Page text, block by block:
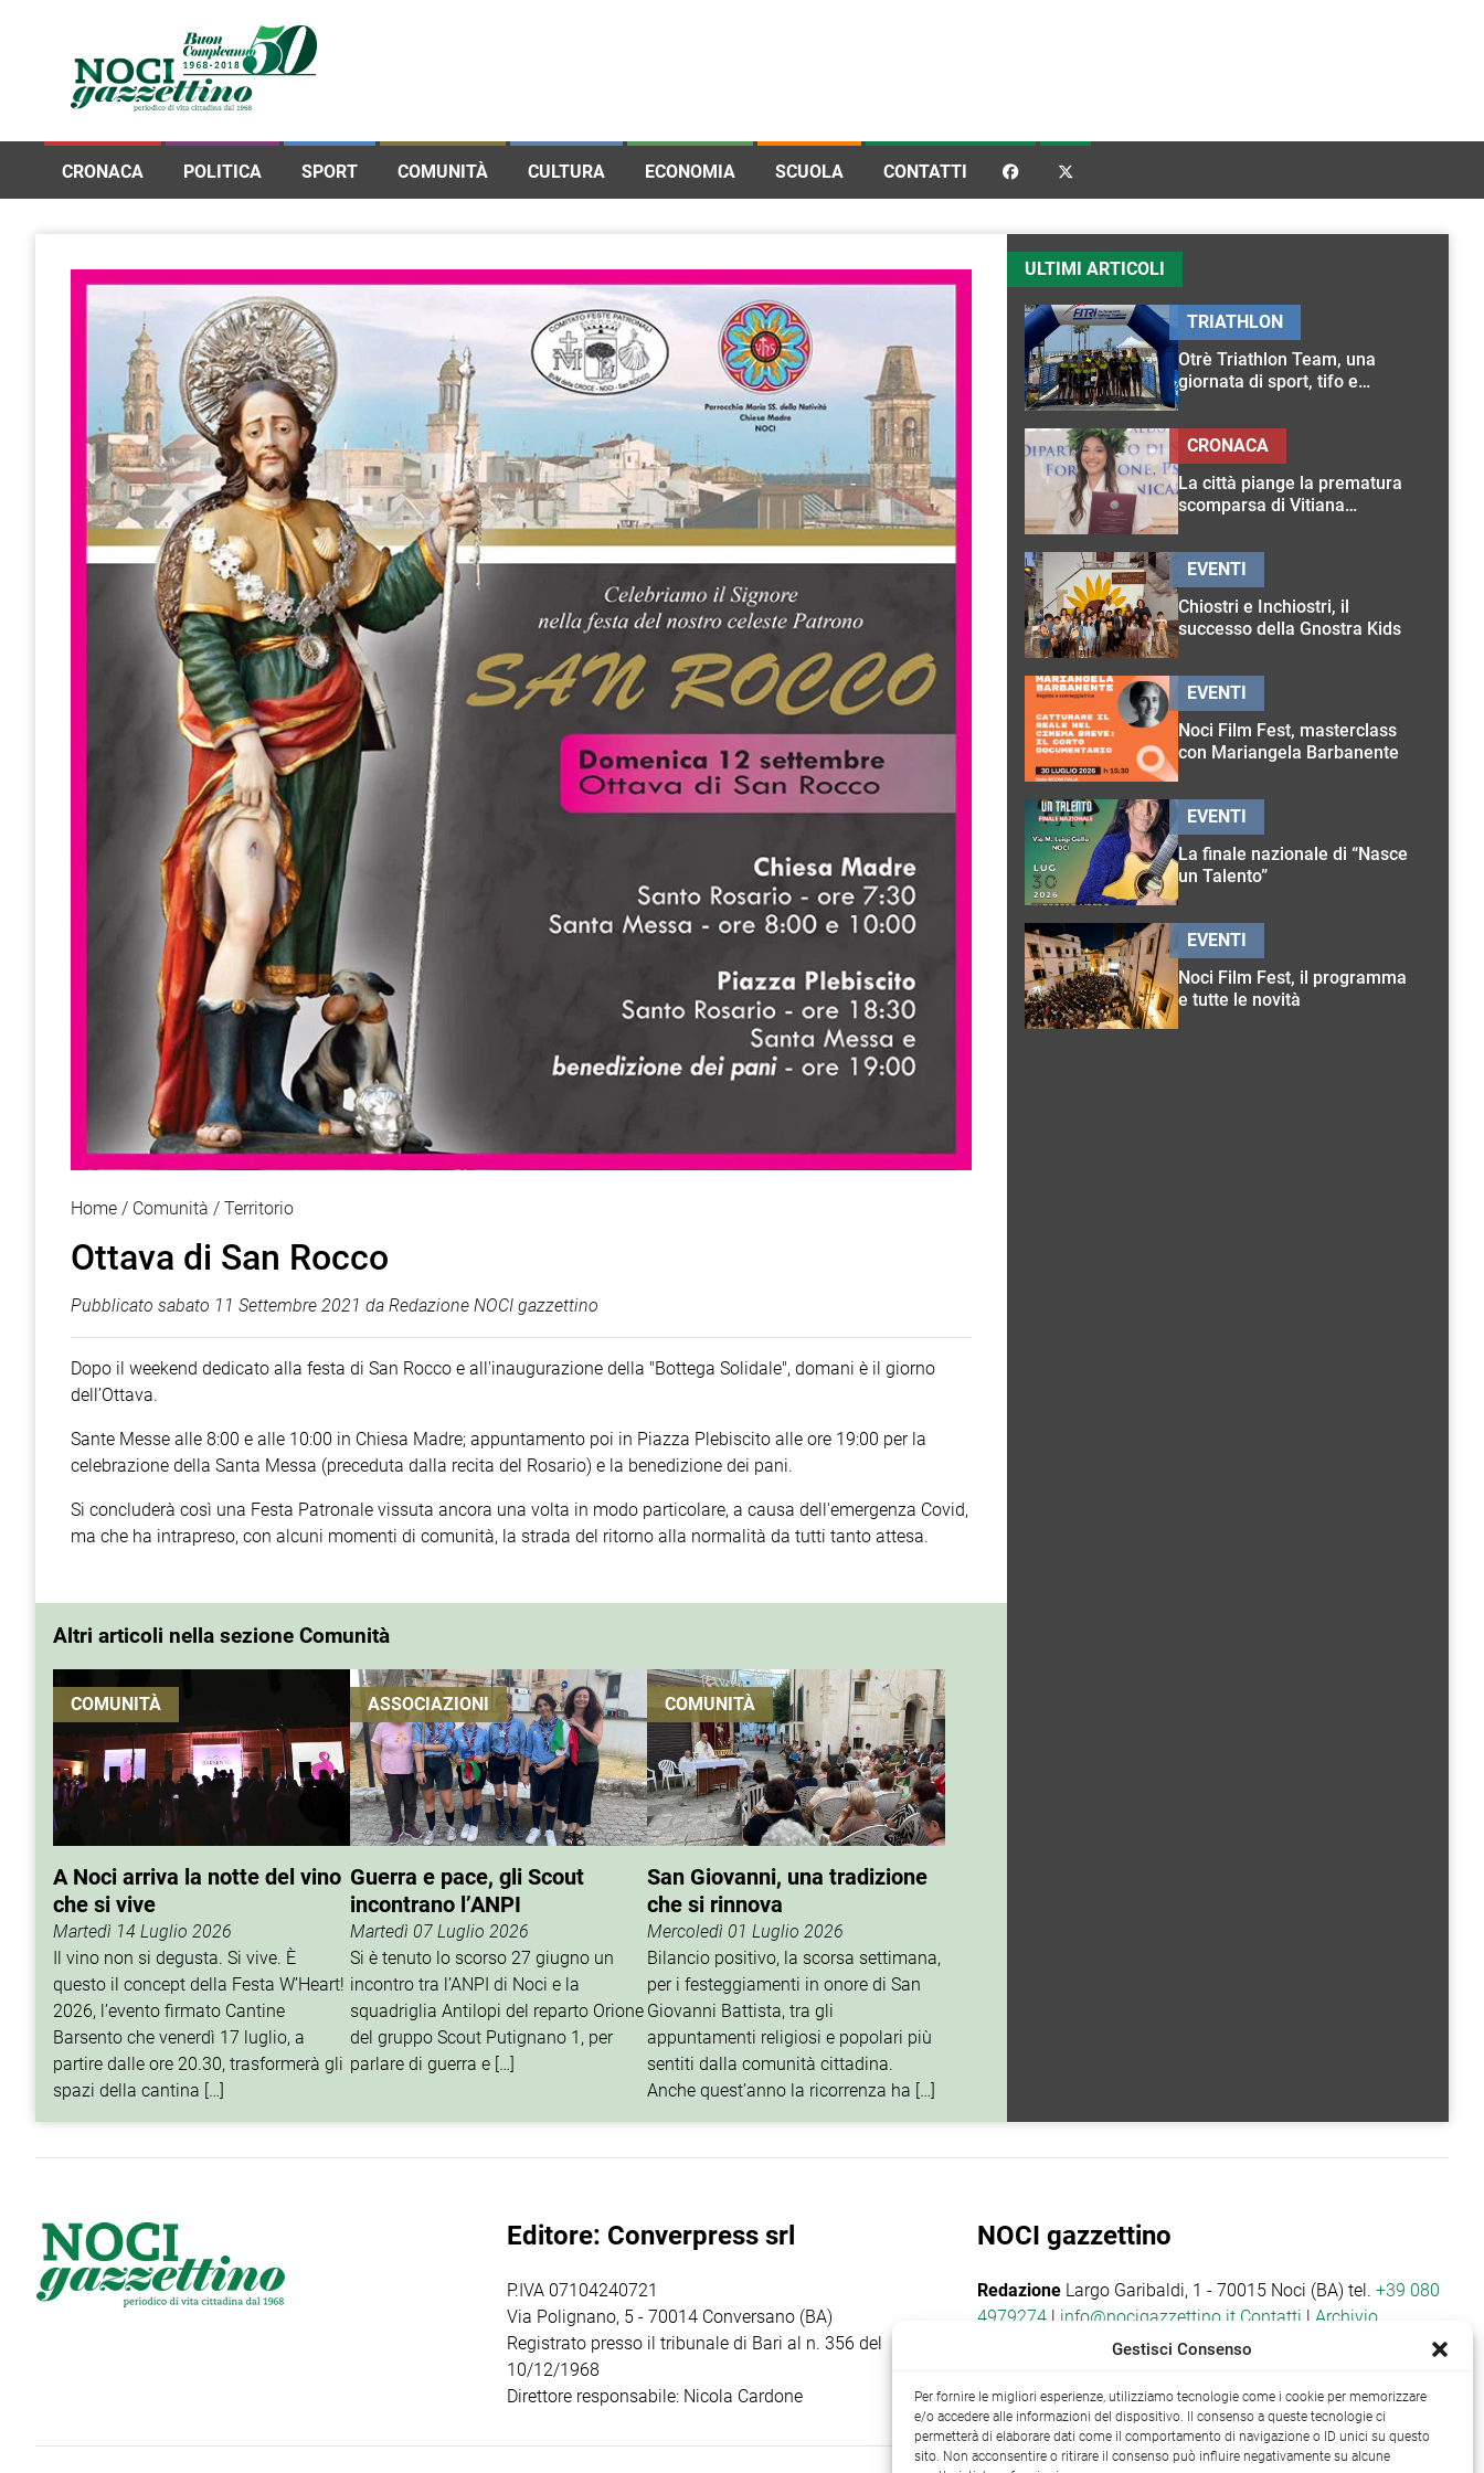
CRONACA POLITICA SPORT COMUNITÀ CULTURA ECONOMIA SCUOLA CONTATTI  
Home Comunità Territorio
Ottava di San Rocco
Pubblicato sabato 11 Settembre 2021 da Redazione NOCI gazzettino
Dopo il weekend dedicato alla festa di San Rocco e all'inaugurazione della "Bottega Solidale", domani è il giorno
dell’Ottava.
Sante Messe alle 8:00 e alle 10:00 in Chiesa Madre; appuntamento poi in Piazza Plebiscito alle ore 19:00 per la
celebrazione della Santa Messa (preceduta dalla recita del Rosario) e la benedizione dei pani.
Si concluderà così una Festa Patronale vissuta ancora una volta in modo particolare, a causa dell'emergenza Covid,
ma che ha intrapreso, con alcuni momenti di comunità, la strada del ritorno alla normalità da tutti tanto attesa.
Altri articoli nella sezione Comunità
COMUNITÀ
A Noci arriva la notte del vino
che si vive
Martedì 14 Luglio 2026
Il vino non si degusta. Si vive. È
questo il concept della Festa W’Heart!
2026, l’evento firmato Cantine
Barsento che venerdì 17 luglio, a
partire dalle ore 20.30, trasformerà gli
spazi della cantina […]
ASSOCIAZIONI
Guerra e pace, gli Scout
incontrano l’ANPI
Martedì 07 Luglio 2026
Si è tenuto lo scorso 27 giugno un
incontro tra l’ANPI di Noci e la
squadriglia Antilopi del reparto Orione
del gruppo Scout Putignano 1, per
parlare di guerra e […]
COMUNITÀ
San Giovanni, una tradizione
che si rinnova
Mercoledì 01 Luglio 2026
Bilancio positivo, la scorsa settimana,
per i festeggiamenti in onore di San
Giovanni Battista, tra gli
appuntamenti religiosi e popolari più
sentiti dalla comunità cittadina.
Anche quest’anno la ricorrenza ha […]
ULTIMI ARTICOLI
Otrè Triathlon Team, una
giornata di sport, tifo e
TRIATHLON
La città piange la prematura
scomparsa di Vitiana
CRONACA
Chiostri e Inchiostri, il
successo della Gnostra Kids
EVENTI
Noci Film Fest, masterclass
con Mariangela Barbanente
EVENTI
La finale nazionale di “Nasce
un Talento”
EVENTI
Noci Film Fest, il programma
e tutte le novità
EVENTI
Editore: Converpress srl
P.IVA 07104240721
Via Polignano, 5 - 70014 Conversano (BA)
Registrato presso il tribunale di Bari al n. 356 del
10/12/1968
Direttore responsabile: Nicola Cardone
NOCI gazzettino
Redazione Largo Garibaldi, 1 - 70015 Noci (BA) tel.+39 080
4979274 | info@nocigazzettino.it Contatti | Archivio
Gestisci Consenso
Per fornire le migliori esperienze, utilizziamo tecnologie come i cookie per memorizzare
e/o accedere alle informazioni del dispositivo. Il consenso a queste tecnologie ci
permetterà di elaborare dati come il comportamento di navigazione o ID unici su questo
sito. Non acconsentire o ritirare il consenso può influire negativamente su alcune